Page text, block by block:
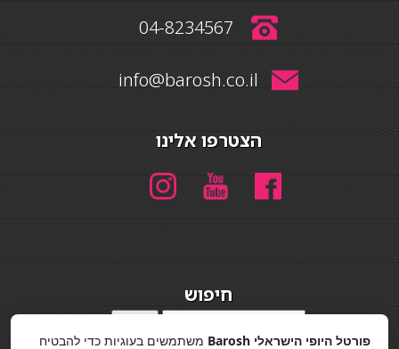
04-8234567
info@barosh.co.il
הצטרפו אלינו
חיפוש
פורטל היופי הישראלי Barosh משתמשים בעוגיות כדי להבטיח